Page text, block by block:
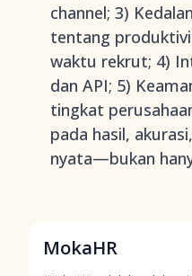
channel; 3)
tentang
waktu rekrut; 4)
dan API; 5)
tingkat
pada hasil,
nyata—bukan
MokaHR